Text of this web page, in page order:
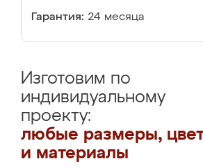
Гарантия: 24 месяца
Изготовим по
индивидуальному
проекту:
любые размеры,
и материалы